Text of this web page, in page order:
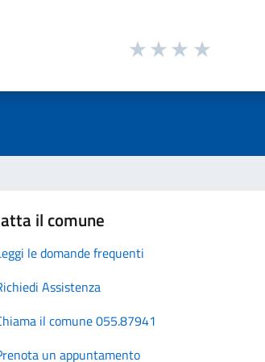
il comune
le domande frequenti
Assistenza
il comune 055.87941
un appuntamento